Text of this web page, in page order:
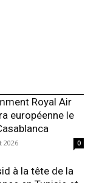
Royal Air
européenne le
2026 0
à la tête de la